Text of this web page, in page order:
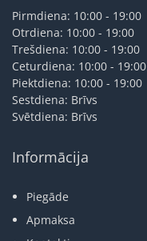
Pirmdiena: 10:00 - 19:00
Otrdiena: 10:00 - 19:00
Trešdiena: 10:00 - 19:00
Ceturdiena: 10:00 - 19:00
Piektdiena: 10:00 - 19:00
Sestdiena: Brīvs
Svētdiena: Brīvs
Informācija
Piegāde
Apmaksa